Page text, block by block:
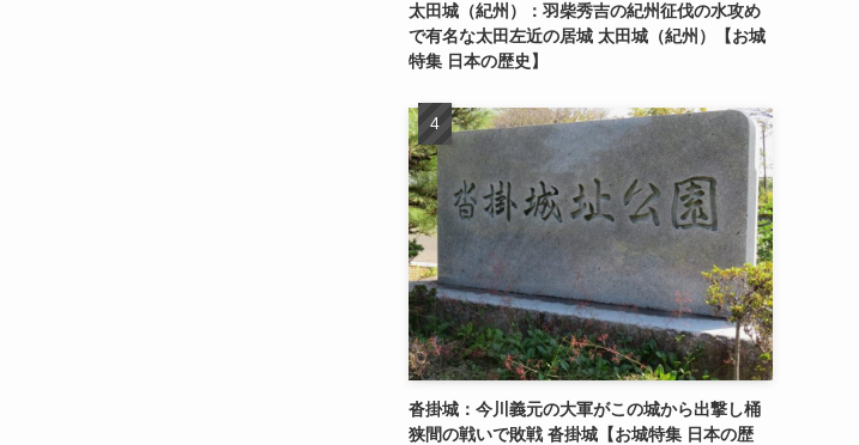
太田城（紀州）：羽柴秀吉の紀州征伐の水攻め
で有名な太田左近の居城 太田城（紀州）【お城
特集 日本の歴史】
沓掛城：今川義元の大軍がこの城から出撃し桶
狭間の戦いで敗戦 沓掛城【お城特集 日本の歴